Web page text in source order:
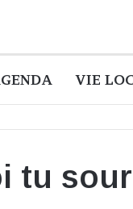
VIE
tu